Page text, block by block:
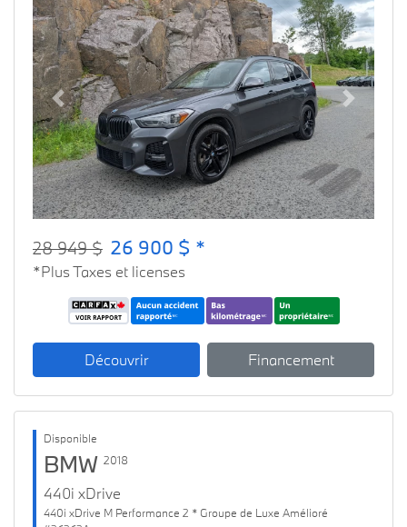
Previous Next
28 949 $ 26 900 $ *
*Plus Taxes et licenses
Découvrir Financement
Disponible
BMW 2018
440i xDrive
440i xDrive M Performance 2 * Groupe de Luxe Amélioré